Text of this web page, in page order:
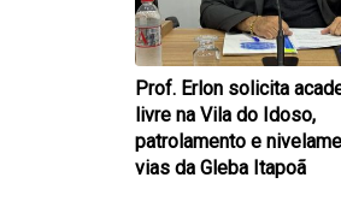
Prof. Erlon solicita
livre na Vila do Idoso,
patrolamento e
vias da Gleba Itapoã